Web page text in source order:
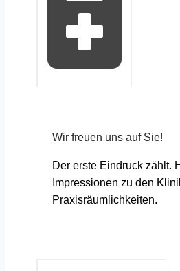
Wir freuen uns auf Sie!
Der erste Eindruck zählt.
Impressionen zu den
Praxisräumlichkeiten.